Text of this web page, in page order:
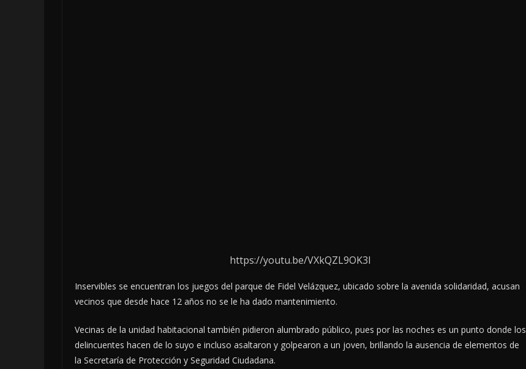
https://youtu.be/VXkQZL9OK3I
Inservibles se encuentran los juegos del parque de Fidel Velázquez, ubicado sobre la avenida solidaridad, acusan
vecinos que desde hace 12 años no se le ha dado mantenimiento.
Vecinas de la unidad habitacional también pidieron alumbrado público, pues por las noches es un punto donde los
delincuentes hacen de lo suyo e incluso asaltaron y golpearon a un joven, brillando la ausencia de elementos de
la Secretaría de Protección y Seguridad Ciudadana.